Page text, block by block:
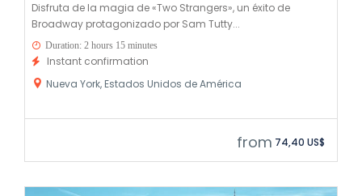
Disfruta de la magia de «Two Strangers», un éxito de
Broadway protagonizado por Sam Tutty...
Duration: 2 hours 15 minutes
Instant confirmation
Nueva York, Estados Unidos de América
from 74,40 US$